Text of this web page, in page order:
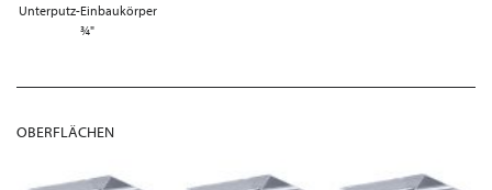
Unterputz-Einbaukörper
¾"
OBERFLÄCHEN